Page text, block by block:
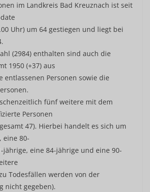
im Landkreis Bad Kreuznach ist seit
Uhr) um 64 gestiegen und liegt bei
(2984) enthalten sind auch die
1950 (+37) aus
entlassenen Personen sowie die
fünf weitere mit dem
Personen
47). Hierbei handelt es sich um
eine 80-
jährige, eine 84-jährige und eine 90-
Todesfällen werden von der
nicht gegeben).